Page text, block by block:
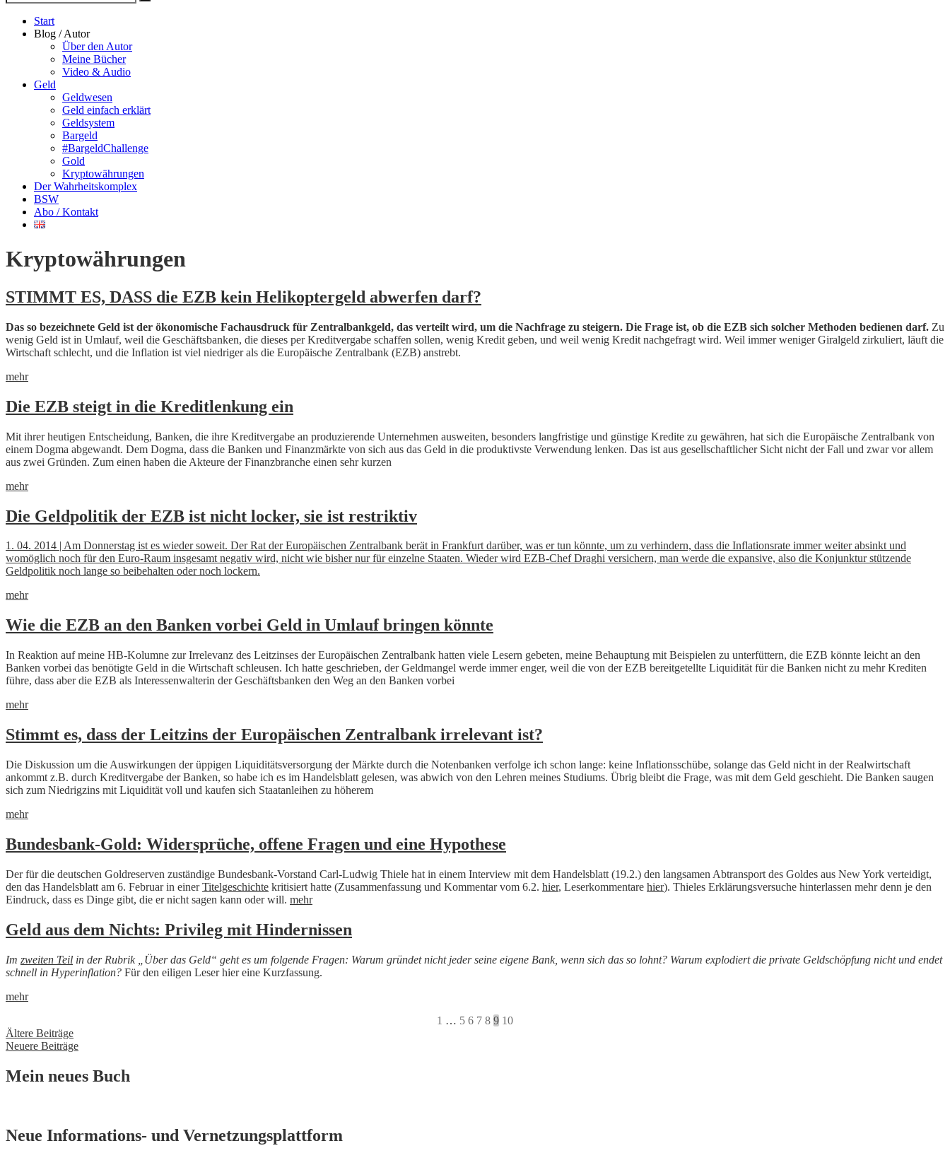
nach
Suche
Start
Blog / Autor
Über den Autor
Meine Bücher
Video & Audio
Geld
Geldwesen
Geld einfach erklärt
Geldsystem
Bargeld
#BargeldChallenge
Gold
Kryptowährungen
Der Wahrheitskomplex
BSW
Abo / Kontakt
Kryptowährungen
STIMMT ES, DASS die EZB kein Helikoptergeld abwerfen darf?
Das so bezeichnete Geld ist der ökonomische Fachausdruck für Zentralbankgeld, das verteilt wird, um die Nachfrage zu steigern. Die Frage ist, ob die EZB sich solcher Methoden bedienen darf. Zu
wenig Geld ist in Umlauf, weil die Geschäftsbanken, die dieses per Kreditvergabe schaffen sollen, wenig Kredit geben, und weil wenig Kredit nachgefragt wird. Weil immer weniger Giralgeld zirkuliert, läuft die
Wirtschaft schlecht, und die Inflation ist viel niedriger als die Europäische Zentralbank (EZB) anstrebt.
mehr
Die EZB steigt in die Kreditlenkung ein
Mit ihrer heutigen Entscheidung, Banken, die ihre Kreditvergabe an produzierende Unternehmen ausweiten, besonders langfristige und günstige Kredite zu gewähren, hat sich die Europäische Zentralbank von
einem Dogma abgewandt. Dem Dogma, dass die Banken und Finanzmärkte von sich aus das Geld in die produktivste Verwendung lenken. Das ist aus gesellschaftlicher Sicht nicht der Fall und zwar vor allem
aus zwei Gründen. Zum einen haben die Akteure der Finanzbranche einen sehr kurzen
mehr
Die Geldpolitik der EZB ist nicht locker, sie ist restriktiv
1. 04. 2014 | Am Donnerstag ist es wieder soweit. Der Rat der Europäischen Zentralbank berät in Frankfurt darüber, was er tun könnte, um zu verhindern, dass die Inflationsrate immer weiter absinkt und
womöglich noch für den Euro-Raum insgesamt negativ wird, nicht wie bisher nur für einzelne Staaten. Wieder wird EZB-Chef Draghi versichern, man werde die expansive, also die Konjunktur stützende
Geldpolitik noch lange so beibehalten oder noch lockern.
mehr
Wie die EZB an den Banken vorbei Geld in Umlauf bringen könnte
In Reaktion auf meine HB-Kolumne zur Irrelevanz des Leitzinses der Europäischen Zentralbank hatten viele Lesern gebeten, meine Behauptung mit Beispielen zu unterfüttern, die EZB könnte leicht an den
Banken vorbei das benötigte Geld in die Wirtschaft schleusen. Ich hatte geschrieben, der Geldmangel werde immer enger, weil die von der EZB bereitgetellte Liquidität für die Banken nicht zu mehr Krediten
führe, dass aber die EZB als Interessenwalterin der Geschäftsbanken den Weg an den Banken vorbei
mehr
Stimmt es, dass der Leitzins der Europäischen Zentralbank irrelevant ist?
Die Diskussion um die Auswirkungen der üppigen Liquiditätsversorgung der Märkte durch die Notenbanken verfolge ich schon lange: keine Inflationsschübe, solange das Geld nicht in der Realwirtschaft
ankommt z.B. durch Kreditvergabe der Banken, so habe ich es im Handelsblatt gelesen, was abwich von den Lehren meines Studiums. Übrig bleibt die Frage, was mit dem Geld geschieht. Die Banken saugen
sich zum Niedrigzins mit Liquidität voll und kaufen sich Staatanleihen zu höherem
mehr
Bundesbank-Gold: Widersprüche, offene Fragen und eine Hypothese
Der für die deutschen Goldreserven zuständige Bundesbank-Vorstand Carl-Ludwig Thiele hat in einem Interview mit dem Handelsblatt (19.2.) den langsamen Abtransport des Goldes aus New York verteidigt,
den das Handelsblatt am 6. Februar in einerTitelgeschichte kritisiert hatte (Zusammenfassung und Kommentar vom 6.2. hier, Leserkommentare hier). Thieles Erklärungsversuche hinterlassen mehr denn je den
Eindruck, dass es Dinge gibt, die er nicht sagen kann oder will. mehr
Geld aus dem Nichts: Privileg mit Hindernissen
Im zweiten Teil in der Rubrik „Über das Geld“ geht es um folgende Fragen: Warum gründet nicht jeder seine eigene Bank, wenn sich das so lohnt? Warum explodiert die private Geldschöpfung nicht und endet
schnell in Hyperinflation? Für den eiligen Leser hier eine Kurzfassung.
mehr
1 … 5 6 7 8 9 10
Beitragsnavigation
Ältere Beiträge
Neuere Beiträge
Mein neues Buch
Neue Informations- und Vernetzungsplattform